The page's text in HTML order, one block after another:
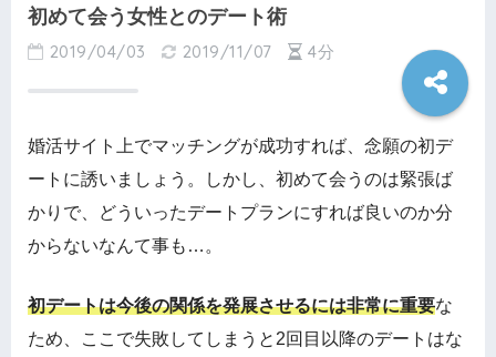
初めて会う女性とのデート術
2019/04/03 2019/11/07 4分
婚活サイト上でマッチングが成功すれば、念願の初デ
ートに誘いましょう。しかし、初めて会うのは緊張ば
かりで、どういったデートプランにすれば良いのか分
からないなんて事も…。
初デートは今後の関係を発展させるには非常に重要な
ため、ここで失敗してしまうと2回目以降のデートはな